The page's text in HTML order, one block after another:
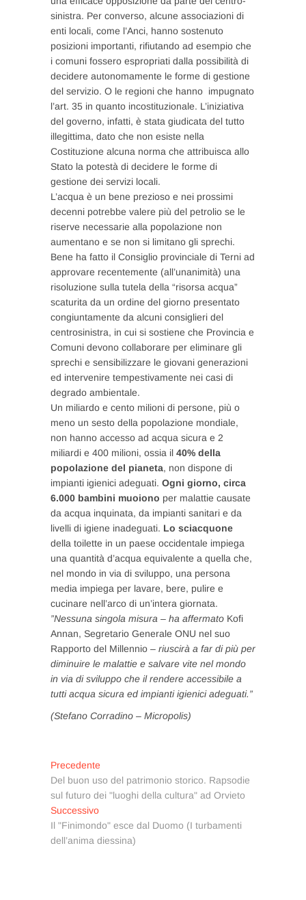
sinistra. Per converso, alcune associazioni di
enti locali, come l’Anci, hanno sostenuto
posizioni importanti, rifiutando ad esempio che
i comuni fossero espropriati dalla possibilità di
decidere autonomamente le forme di gestione
del servizio. O le regioni che hanno impugnato
l’art. 35 in quanto incostituzionale. L’iniziativa
del governo, infatti, è stata giudicata del tutto
illegittima, dato che non esiste nella
Costituzione alcuna norma che attribuisca allo
Stato la potestà di decidere le forme di
gestione dei servizi locali.
L’acqua è un bene prezioso e nei prossimi
decenni potrebbe valere più del petrolio se le
riserve necessarie alla popolazione non
aumentano e se non si limitano gli sprechi.
Bene ha fatto il Consiglio provinciale di Terni ad
approvare recentemente (all’unanimità) una
risoluzione sulla tutela della “risorsa acqua”
scaturita da un ordine del giorno presentato
congiuntamente da alcuni consiglieri del
centrosinistra, in cui si sostiene che Provincia e
Comuni devono collaborare per eliminare gli
sprechi e sensibilizzare le giovani generazioni
ed intervenire tempestivamente nei casi di
degrado ambientale.
Un miliardo e cento milioni di persone, più o
meno un sesto della popolazione mondiale,
non hanno accesso ad acqua sicura e 2
miliardi e 400 milioni, ossia il 40% della
popolazione del pianeta, non dispone di
impianti igienici adeguati. Ogni giorno, circa
6.000 bambini muoiono per malattie causate
da acqua inquinata, da impianti sanitari e da
livelli di igiene inadeguati. Lo sciacquone
della toilette in un paese occidentale impiega
una quantità d’acqua equivalente a quella che,
nel mondo in via di sviluppo, una persona
media impiega per lavare, bere, pulire e
cucinare nell’arco di un’intera giornata.
”Nessuna singola misura – ha affermato Kofi
Annan, Segretario Generale ONU nel suo
Rapporto del Millennio – riuscirà a far di più per
diminuire le malattie e salvare vite nel mondo
in via di sviluppo che il rendere accessibile a
tutti acqua sicura ed impianti igienici adeguati.”
(Stefano Corradino – Micropolis)
Navigazione
articoli
Precedente
precedente:
Del buon uso del patrimonio storico. Rapsodie
sul futuro dei "luoghi della cultura" ad Orvieto
SuccessivoArticolo
successivo:
Il "Finimondo" esce dal Duomo (I turbamenti
dell’anima diessina)